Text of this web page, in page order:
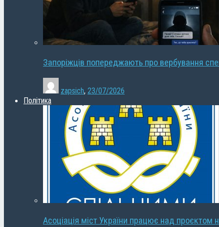
Запоріжців попереджають про вербування
zapsich, 23/07/2026
Політика
Асоціація міст України працює над проєктом